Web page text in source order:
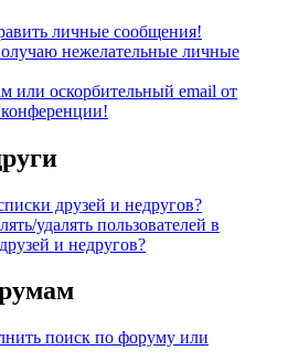
личные сообщения!
нежелательные личные
или оскорбительный email от
конференции!
друзей и недругов?
удалять пользователей в
и недругов?
поиск по форуму или